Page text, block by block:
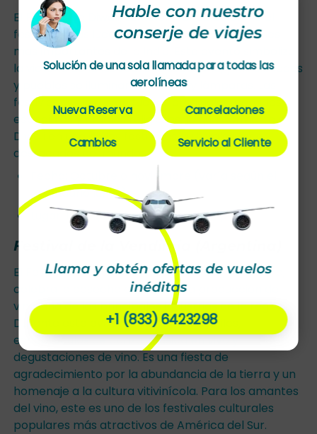
El Festival de Diwali, también conocido como el
festival de las luces, es una de las celebraciones
más importantes de la India. Este evento simboliza
la victoria de la luz sobre la oscuridad, y las ciudades
y pueblos se iluminan con velas y lámparas. Las
festividades incluyen fuegos artificiales, comidas
especiales y rituales religiosos, lo que convierte a
Diwali en uno de los festivales culturales más
destacados del mundo.
Fecha: Octubre o noviembre (varía según el
calendario lunar)
Lugar: India (celebrado en todo el país)
Festival de la Vendimia (Argentina)
El Festival de la Vendimia en Mendoza, Argentina,
celebra la cosecha de la uva y la producción de
vino, una de las principales industrias de la región.
Durante este evento, se realizan desfiles,
espectáculos de danza, música en vivo y
degustaciones de vino. Es una fiesta de
agradecimiento por la abundancia de la tierra y un
homenaje a la cultura vitivinícola. Para los amantes
del vino, este es uno de los festivales culturales
populares más atractivos de América del Sur.
Hable con nuestro
conserje de viajes
Solución de una sola llamada para todas las
aerolíneas
Nueva Reserva
Cancelaciones
Cambios Servicio al Cliente
Llama y obtén ofertas de vuelos
inéditas
+1 (833) 6423298